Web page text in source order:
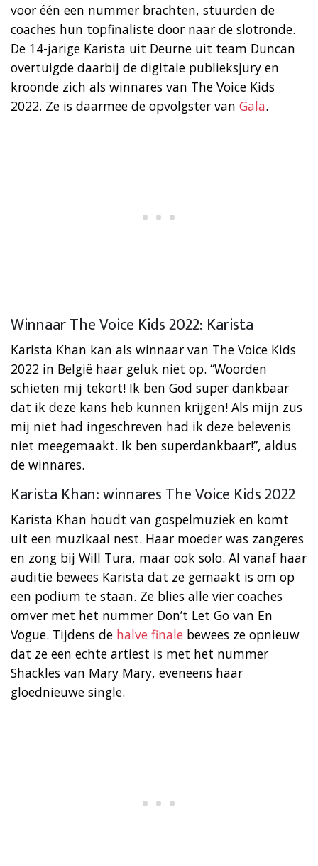
voor één een nummer brachten, stuurden de
coaches hun topfinaliste door naar de slotronde.
De 14-jarige Karista uit Deurne uit team Duncan
overtuigde daarbij de digitale publieksjury en
kroonde zich als winnares van The Voice Kids
2022. Ze is daarmee de opvolgster van Gala.
Winnaar The Voice Kids 2022: Karista
Karista Khan kan als winnaar van The Voice Kids
2022 in België haar geluk niet op. “Woorden
schieten mij tekort! Ik ben God super dankbaar
dat ik deze kans heb kunnen krijgen! Als mijn zus
mij niet had ingeschreven had ik deze belevenis
niet meegemaakt. Ik ben superdankbaar!”, aldus
de winnares.
Karista Khan: winnares The Voice Kids 2022
Karista Khan houdt van gospelmuziek en komt
uit een muzikaal nest. Haar moeder was zangeres
en zong bij Will Tura, maar ook solo. Al vanaf haar
auditie bewees Karista dat ze gemaakt is om op
een podium te staan. Ze blies alle vier coaches
omver met het nummer Don’t Let Go van En
Vogue. Tijdens de halve finale bewees ze opnieuw
dat ze een echte artiest is met het nummer
Shackles van Mary Mary, eveneens haar
gloednieuwe single.